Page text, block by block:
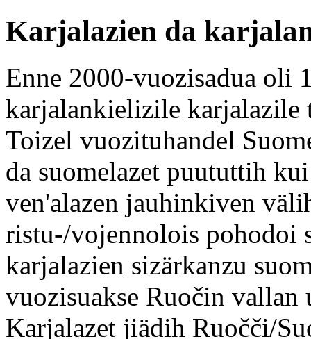
Karjalazien da
Enne 2000-vuozisadua oli
karjalankielizile karjalazile
Toizel vuozituhandel
da suomelazet puututtih
ven'alazen jauhinkiven
ristu-/vojennolois pohodoi
karjalazien sizärkanzu
vuozisuakse Ruočin
Karjalazet jiädih Ruočči/